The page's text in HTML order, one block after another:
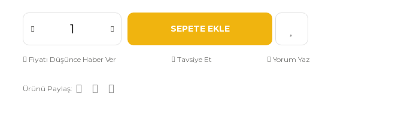
SEPETE EKLE
Fiyatı Düşünce Haber Ver Tavsiye Et Yorum Yaz
Ürünü Paylaş: